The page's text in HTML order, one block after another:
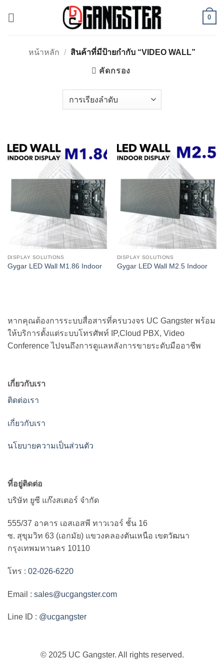
0
หน้าหลัก / สินค้าที่มีป้ายกำกับ “VIDEO WALL”
คัดกรอง
DISPLAY SOLUTIONS
Gygar LED Wall M1.86 Indoor
DISPLAY SOLUTIONS
Gygar LED Wall M2.5 Indoor
หากคุณต้องการระบบสื่อสารที่ครบวงจร UC Gangster พร้อม
ให้บริการตั้งแต่ระบบโทรศัพท์ IP,Cloud PBX, Video
Conference ไปจนถึงการดูแลหลังการขายระดับมืออาชีพ
เกี่ยวกับเรา
ติดต่อเรา
เกี่ยวกับเรา
นโยบายความเป็นส่วนตัว
ที่อยู่ติดต่อ
บริษัท ยูซี แก๊งสเตอร์ จำกัด
555/37 อาคาร เอสเอสพี ทาวเวอร์ ชั้น 16
ซ. สุขุมวิท 63 (เอกมัย) แขวงคลองตันเหนือ เขตวัฒนา
กรุงเทพมหานคร 10110
โทร : 02-026-6220
Email : sales@ucgangster.com
Line ID : @ucgangster
© 2025 UC Gangster. All rights reserved.